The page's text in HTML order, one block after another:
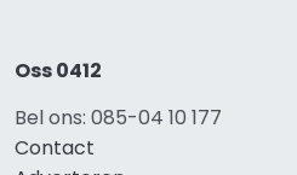
Oss 0412
Bel ons: 085-04 10 177
Contact